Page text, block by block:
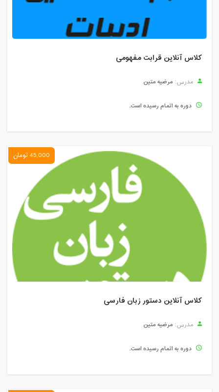
کلاس آنلاین قرابت مفهومی
مدرس: مرضیه متین
دوره به اتمام رسیده است.
45,000 تومان
کلاس آنلاین دستور زبان فارسی
مدرس: مرضیه متین
دوره به اتمام رسیده است.